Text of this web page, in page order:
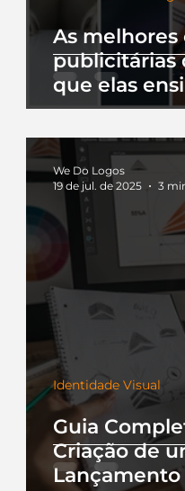
As
publicitárias
que elas
Guia
Criação de
Lançamento
Identidade Visual
We Do Logos
19 de jul. de 2025
3